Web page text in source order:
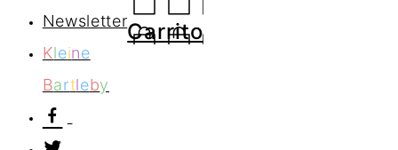
Newsletter
Kleine
Bartleby
Carrito